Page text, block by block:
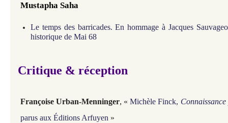
Mustapha Saha
Le temps des barricades. En hommage à Jacques
historique de Mai 68
Critique & réception
Françoise Urban-Menninger, « Michèle Finck,
parus aux Éditions Arfuyen »